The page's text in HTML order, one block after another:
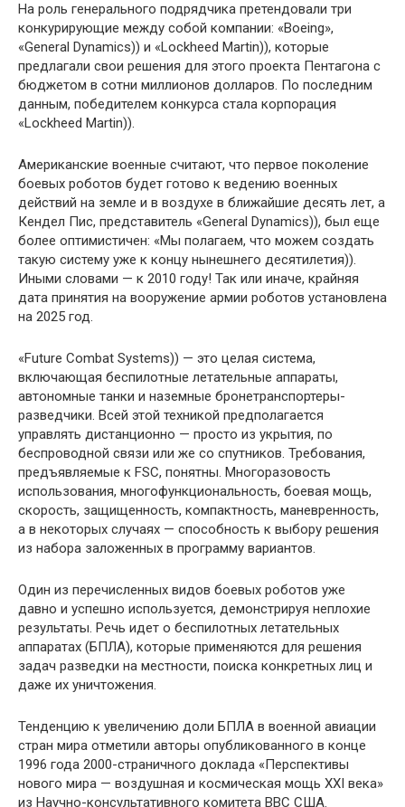
На роль генерального подрядчика претендовали три
конкурирующие между собой компании: «Boeing»,
«General Dynamics)) и «Lockheed Martin)), которые
предлагали свои решения для этого проекта Пентагона с
бюджетом в сотни миллионов долларов. По последним
данным, победителем конкурса стала корпорация
«Lockheed Martin)).
Американские военные считают, что первое поколение
боевых роботов будет готово к ведению военных
действий на земле и в воздухе в ближайшие десять лет, а
Кендел Пис, представитель «General Dynamics)), был еще
более оптимистичен: «Мы полагаем, что можем создать
такую систему уже к концу нынешнего десятилетия)).
Иными словами — к 2010 году! Так или иначе, крайняя
дата принятия на вооружение армии роботов установлена
на 2025 год.
«Future Combat Systems)) — это целая система,
включающая беспилотные летательные аппараты,
автономные танки и наземные бронетранспортеры-
разведчики. Всей этой техникой предполагается
управлять дистанционно — просто из укрытия, по
беспроводной связи или же со спутников. Требования,
предъявляемые к FSC, понятны. Многоразовость
использования, многофункциональность, боевая мощь,
скорость, защищенность, компактность, маневренность,
а в некоторых случаях — способность к выбору решения
из набора заложенных в программу вариантов.
Один из перечисленных видов боевых роботов уже
давно и успешно используется, демонстрируя неплохие
результаты. Речь идет о беспилотных летательных
аппаратах (БПЛА), которые применяются для решения
задач разведки на местности, поиска конкретных лиц и
даже их уничтожения.
Тенденцию к увеличению доли БПЛА в военной авиации
стран мира отметили авторы опубликованного в конце
1996 года 2000-страничного доклада «Перспективы
нового мира — воздушная и космическая мощь XXI века»
из Научно-консультативного комитета ВВС США.